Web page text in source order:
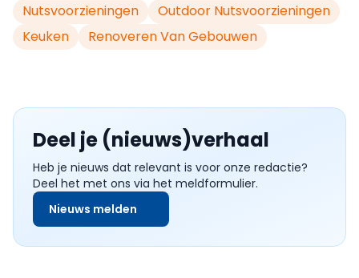
Nutsvoorzieningen
Outdoor Nutsvoorzieningen
Keuken
Renoveren Van Gebouwen
Deel je (nieuws)verhaal
Heb je nieuws dat relevant is voor onze redactie?
Deel het met ons via het meldformulier.
Nieuws melden